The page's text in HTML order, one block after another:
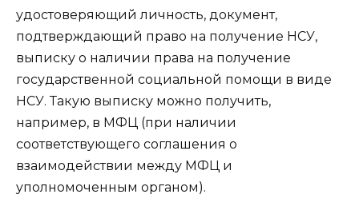
удостоверяющий личность, документ,
подтверждающий право на получение НСУ,
выписку о наличии права на получение
государственной социальной помощи в виде
НСУ. Такую выписку можно получить,
например, в МФЦ (при наличии
соответствующего соглашения о
взаимодействии между МФЦ и
уполномоченным органом).